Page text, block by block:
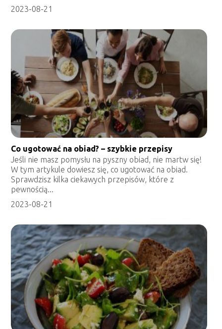
2023-08-21
Co ugotować na obiad? – szybkie przepisy
Jeśli nie masz pomysłu na pyszny obiad, nie martw się!
W tym artykule dowiesz się, co ugotować na obiad.
Sprawdzisz kilka ciekawych przepisów, które z
pewnością...
2023-08-21